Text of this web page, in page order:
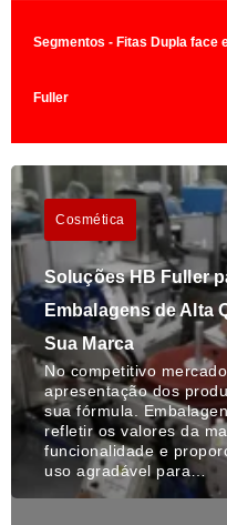
Segmentos - Fitas Dupla face
Fuller
Cosmética
Soluções HB Fuller
Embalagens de Alta
Sua Marca
No competitivo
apresentação dos
sua fórmula.
refletir os valores da
funcionalidade e
uso agradável para…